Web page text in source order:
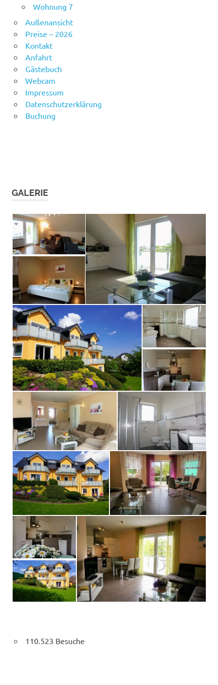
Wohnung 7
Außenansicht
Preise – 2026
Kontakt
Anfahrt
Gästebuch
Webcam
Impressum
Datenschutzerklärung
Buchung
GALERIE
110.523 Besuche